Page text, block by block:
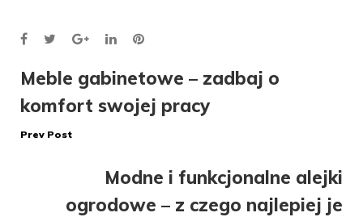
Facebook
TwitterGoogle+LinkedInPinterest
Nawigacja
wpisu
Meble gabinetowe – zadbaj o
komfort swojej pracy
Prev Post
Modne i funkcjonalne alejki
ogrodowe – z czego najlepiej je